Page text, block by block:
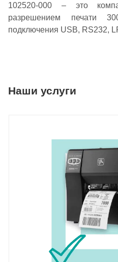
102520-000 – это
разрешением печати
подключения USB, RS232,
Наши услуги